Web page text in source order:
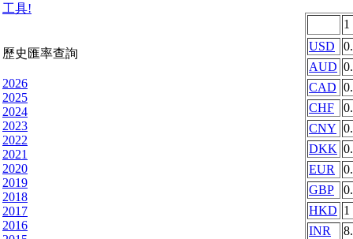
工具!
歷史匯率查詢
2026
2025
2024
2023
2022
2021
2020
2019
2018
2017
2016
1
USD
AUD
CAD
CHF
CNY
DKK
EUR
GBP
HKD 1
INR